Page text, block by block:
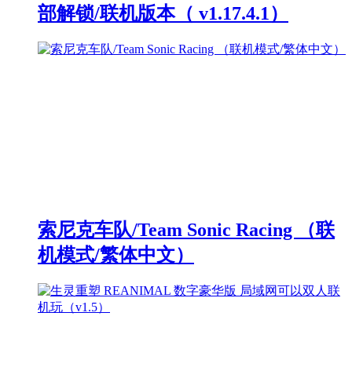
部解锁/联机版本（ v1.17.4.1）
索尼克车队/Team Sonic Racing （联
机模式/繁体中文）